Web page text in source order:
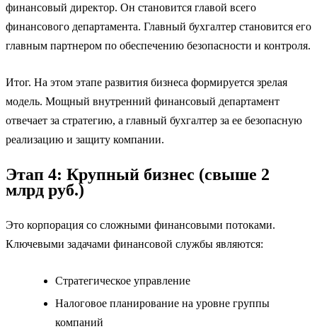
финансовый директор. Он становится главой всего
финансового департамента. Главный бухгалтер становится его
главным партнером по обеспечению безопасности и контроля.
Итог. На этом этапе развития бизнеса формируется зрелая
модель. Мощный внутренний финансовый департамент
отвечает за стратегию, а главный бухгалтер за ее безопасную
реализацию и защиту компании.
Этап 4: Крупный бизнес (свыше 2
млрд руб.)
Это корпорация со сложными финансовыми потоками.
Ключевыми задачами финансовой службы являются:
Стратегическое управление
Налоговое планирование на уровне группы
компаний